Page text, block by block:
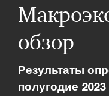
обзор
Результаты
полугодие